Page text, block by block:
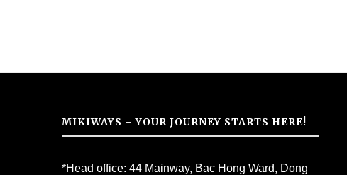
MIKIWAYS – YOUR JOURNEY STARTS HERE!
*Head office: 44 Mainway, Bac Hong Ward, Dong